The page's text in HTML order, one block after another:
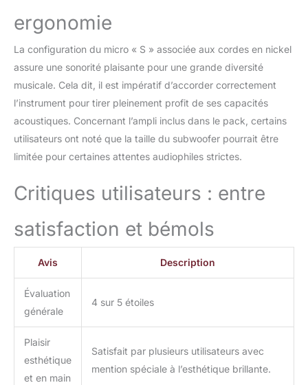
ergonomie
La configuration du micro « S » associée aux cordes en nickel
assure une sonorité plaisante pour une grande diversité
musicale. Cela dit, il est impératif d’accorder correctement
l’instrument pour tirer pleinement profit de ses capacités
acoustiques. Concernant l’ampli inclus dans le pack, certains
utilisateurs ont noté que la taille du subwoofer pourrait être
limitée pour certaines attentes audiophiles strictes.
Critiques utilisateurs : entre
satisfaction et bémols
Avis Description
Évaluation
générale
4 sur 5 étoiles
Plaisir
esthétique
et en main
Satisfait par plusieurs utilisateurs avec
mention spéciale à l’esthétique brillante.